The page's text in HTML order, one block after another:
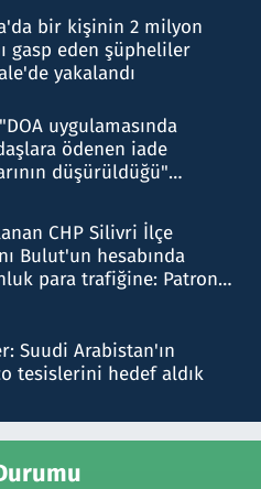
bir kişinin 2 milyon
gasp eden şüpheliler
yakalandı
uygulamasında
ödenen iade
düşürüldüğü"
CHP Silivri İlçe
Bulut'un hesabında
para trafiğine: Patron
Suudi Arabistan'ın
tesislerini hedef aldık